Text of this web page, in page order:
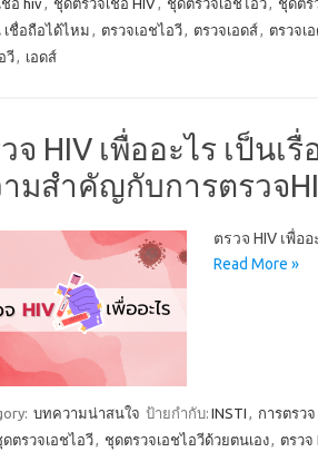
ชื้อ hiv, ชุดตรวจเชื้อ HIV, ชุดตรวจเอชไอวี, ชุดตร
เชื่อถือได้ไหม , ตรวจเอชไอวี, ตรวจเอดส์, ตรวจเ
วี, เอดส์
จ HIV เพื่ออะไร เป็นเ
มสำคัญกับการตรวจ
ตรวจ HIV เพื่
Read More »
บทความน่าสนใจ ป้ายกำกับ: INSTI , การตรวจ
ดตรวจเอชไอวี, ชุดตรวจเอชไอวีด้วยตนเอง, ตรวจ